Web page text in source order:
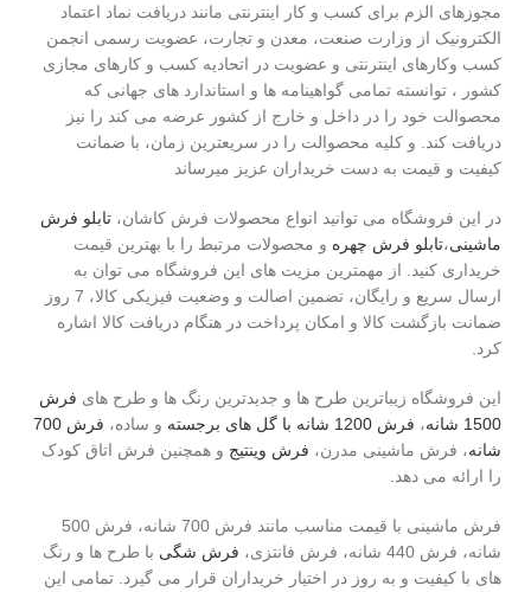
مجوزهای الزم برای کسب و کار اینترنتی مانند دریافت نماد اعتماد
الکترونیک از وزارت صنعت، معدن و تجارت، عضویت رسمی انجمن
کسب وکارهای اینترنتی و عضویت در اتحادیه کسب و کارهای مجازی
کشور ، توانسته تمامی گواهینامه ها و استاندارد های جهانی که
محصوالت خود را در داخل و خارج از کشور عرضه می کند را نیز
دریافت کند. و کلیه محصوالت را در سریعترین زمان، با ضمانت
کیفیت و قیمت به دست خریداران عزیز میرساند
در این فروشگاه می توانید انواع محصولات فرش کاشان، تابلو فرش
ماشینی،تابلو فرش چهره و محصولات مرتبط را با بهترین قیمت
خریداری کنید. از مهمترین مزیت های این فروشگاه می توان به
ارسال سریع و رایگان، تضمین اصالت و وضعیت فیزیکی کالا، 7 روز
ضمانت بازگشت کالا و امکان پرداخت در هنگام دریافت کالا اشاره
کرد.
این فروشگاه زیباترین طرح ها و جدیدترین رنگ ها و طرح های فرش
1500 شانه
، فرش 1200 شانه با گل های برجسته و ساده،
فرش 700
شانه، فرش ماشینی مدرن، فرش وینتیج و همچنین فرش اتاق کودک
را ارائه می دهد.
فرش ماشینی با قیمت مناسب مانند فرش 700 شانه، فرش 500
شانه، فرش 440 شانه، فرش فانتزی،
فرش شگی با طرح ها و رنگ
های با کیفیت و به روز در اختیار خریداران قرار می گیرد. تمامی این